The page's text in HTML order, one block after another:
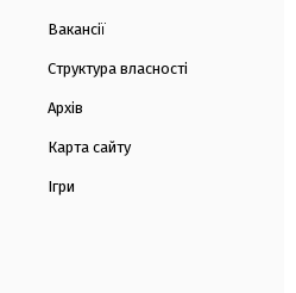
Вакансії
Структура власності
Архів
Карта сайту
Ігри